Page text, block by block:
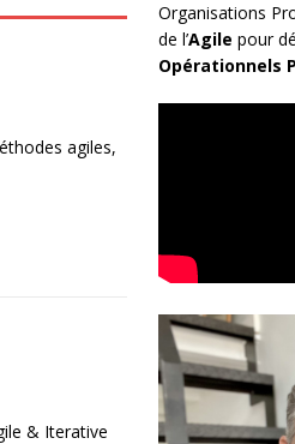
agiles,
& Iterative
Organisations
de l’Agile pour
Opérationnels